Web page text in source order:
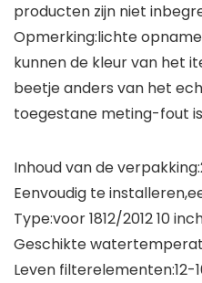
producten zijn niet
Opmerking:lichte
kunnen de kleur van het
beetje anders van het
toegestane meting-fout
Inhoud van de
Eenvoudig te
Type:voor 1812/2012 10
Geschikte
Leven filterelementen:12-